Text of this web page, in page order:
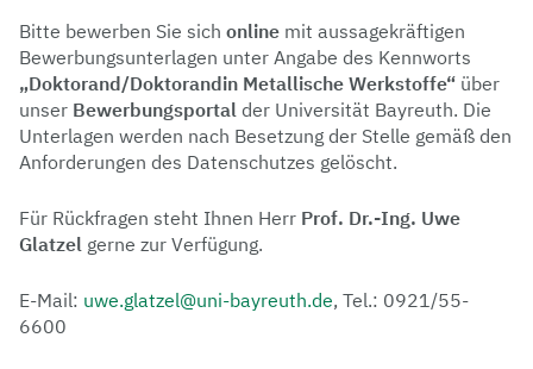
Bitte bewerben Sie sich online mit aussagekräftigen
Bewerbungsunterlagen unter Angabe des Kennworts
„Doktorand/Doktorandin Metallische Werkstoffe“ über
unser Bewerbungsportal der Universität Bayreuth. Die
Unterlagen werden nach Besetzung der Stelle gemäß den
Anforderungen des Datenschutzes gelöscht.
Für Rückfragen steht Ihnen Herr Prof. Dr.-Ing. Uwe
Glatzel gerne zur Verfügung.
E-Mail: uwe.glatzel@uni-bayreuth.de, Tel.: 0921/55-
6600